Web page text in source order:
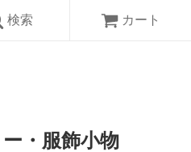
検索 カート
・服飾小物